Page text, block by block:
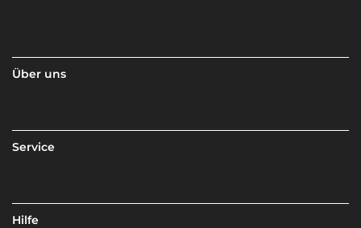
Über uns
Service
Hilfe